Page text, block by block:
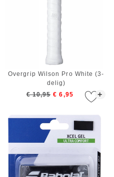
+
Overgrip Wilson Pro White (3-
delig)
€ 10,95 € 6,95